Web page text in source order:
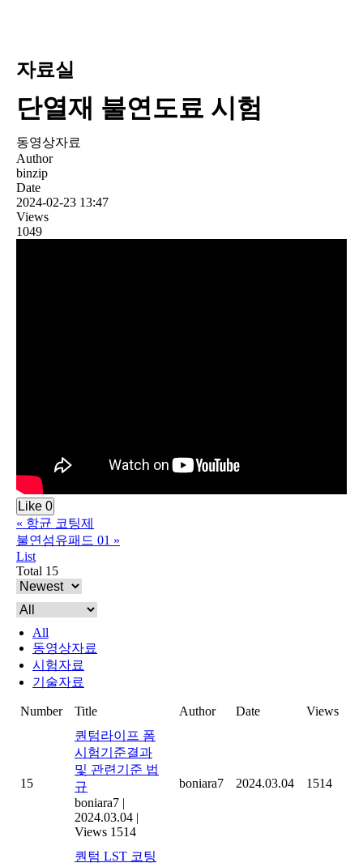
자료실
단열재 불연도료 시험
동영상자료
Author
binzip
Date
2024-02-23 13:47
Views
1049
Like 0
« 항균 코팅제
불연섬유패드 01 »
List
Total 15
All
동영상자료
시험자료
기술자료
Number Title Author Date Views
15
퀀텀라이프 폼
시험기준결과
및 관련기준 법
규
boniara7 |
2024.03.04 |
Views 1514
boniara7 2024.03.04 1514
퀀텀 LST 코팅